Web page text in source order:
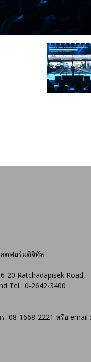
ตฟอร์มดิจิทัล
20 Ratchadapisek Road,
Tel : 0-2642-3400
1668-2221 หรือ email :